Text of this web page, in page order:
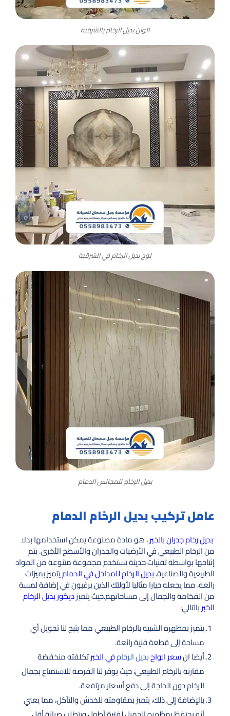
الوان بديل الرخام بالشرقيه
لوح بديل الرخام في الشرقية
بديل الرخام للمجالس الدمام
عامل تركيب بديل الرخام الدمام
بديل رخام جدران بالخبر، هو مادة مصنوعة يمكن استخدامها بدلا
من الرخام الطبيعي في الأرضيات والجدران والأسطح الأخرى. يتم
إنتاجها بواسطة تقنيات حديثة تستخدم مجموعة متنوعة من المواد
الطبيعية والصناعية.بديل الرخام للمداخل في الدماميتميز بميزات
رائعه، مما يجعله خيارا مثاليا لأولئك الذين يرغبون في إضافة لمسة
من الفخامة والجمال إلى مساحاتهم.حيث يتميزديكور بديل الرخام
الخبربالتالي:
يتميز بمظهره الشبيه بالرخام الطبيعي مما يتيح لنا تحويل أي
مساحة إلى قطعة فنية رائعة.
أيضا انسعر الواحبديل الرخامفي الخبرتكلفته منخفضة
مقارنة بالرخام الطبيعي، حيث يوفر لنا الفرصة للاستمتاع بجمال
الرخام دون الحاجة إلى دفع أسعار مرتفعة.
بالإضافة إلى ذلك، يتميز بمقاومته للخدش والتآكل، مما يعني